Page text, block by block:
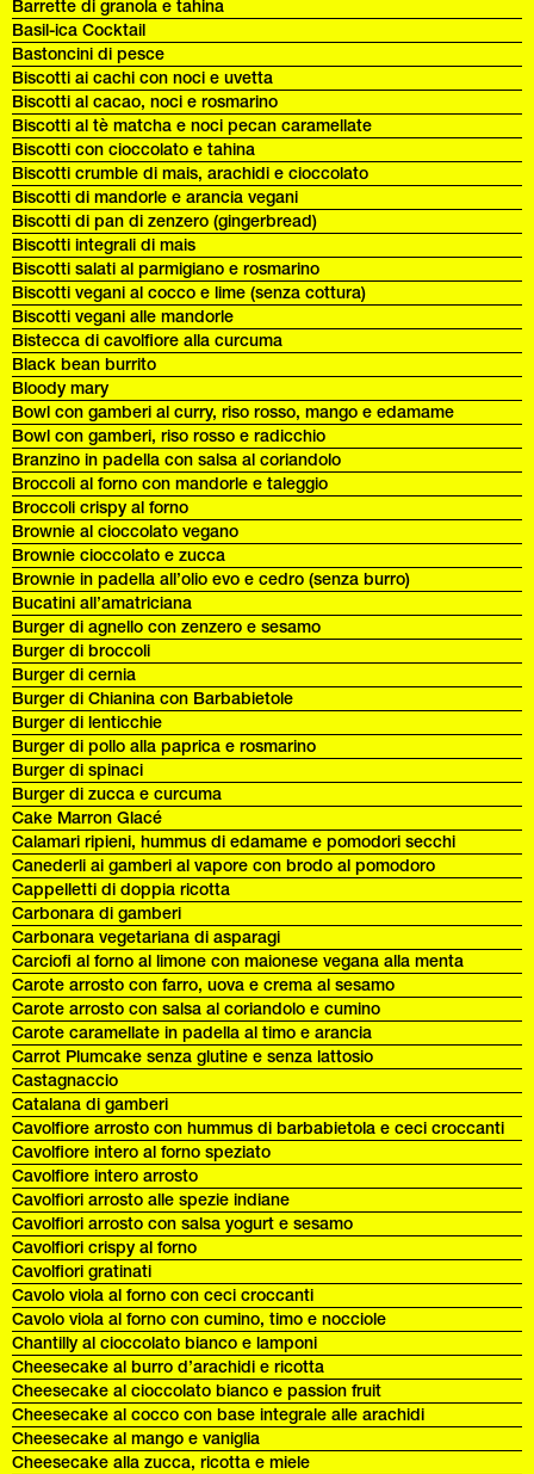
Barrette di granola e tahina
Basil-ica Cocktail
Bastoncini di pesce
Biscotti ai cachi con noci e uvetta
Biscotti al cacao, noci e rosmarino
Biscotti al tè matcha e noci pecan caramellate
Biscotti con cioccolato e tahina
Biscotti crumble di mais, arachidi e cioccolato
Biscotti di mandorle e arancia vegani
Biscotti di pan di zenzero (gingerbread)
Biscotti integrali di mais
Biscotti salati al parmigiano e rosmarino
Biscotti vegani al cocco e lime (senza cottura)
Biscotti vegani alle mandorle
Bistecca di cavolfiore alla curcuma
Black bean burrito
Bloody mary
Bowl con gamberi al curry, riso rosso, mango e edamame
Bowl con gamberi, riso rosso e radicchio
Branzino in padella con salsa al coriandolo
Broccoli al forno con mandorle e taleggio
Broccoli crispy al forno
Brownie al cioccolato vegano
Brownie cioccolato e zucca
Brownie in padella all’olio evo e cedro (senza burro)
Bucatini all’amatriciana
Burger di agnello con zenzero e sesamo
Burger di broccoli
Burger di cernia
Burger di Chianina con Barbabietole
Burger di lenticchie
Burger di pollo alla paprica e rosmarino
Burger di spinaci
Burger di zucca e curcuma
Cake Marron Glacé
Calamari ripieni, hummus di edamame e pomodori secchi
Canederli ai gamberi al vapore con brodo al pomodoro
Cappelletti di doppia ricotta
Carbonara di gamberi
Carbonara vegetariana di asparagi
Carciofi al forno al limone con maionese vegana alla menta
Carote arrosto con farro, uova e crema al sesamo
Carote arrosto con salsa al coriandolo e cumino
Carote caramellate in padella al timo e arancia
Carrot Plumcake senza glutine e senza lattosio
Castagnaccio
Catalana di gamberi
Cavolfiore arrosto con hummus di barbabietola e ceci croccanti
Cavolfiore intero al forno speziato
Cavolfiore intero arrosto
Cavolfiori arrosto alle spezie indiane
Cavolfiori arrosto con salsa yogurt e sesamo
Cavolfiori crispy al forno
Cavolfiori gratinati
Cavolo viola al forno con ceci croccanti
Cavolo viola al forno con cumino, timo e nocciole
Chantilly al cioccolato bianco e lamponi
Cheesecake al burro d’arachidi e ricotta
Cheesecake al cioccolato bianco e passion fruit
Cheesecake al cocco con base integrale alle arachidi
Cheesecake al mango e vaniglia
Cheesecake alla zucca, ricotta e miele